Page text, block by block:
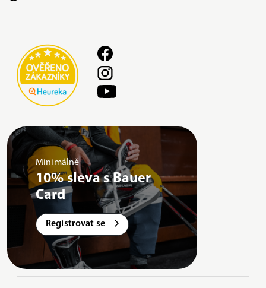
Minimálně
10% sleva s Bauer
Card
Registrovat se